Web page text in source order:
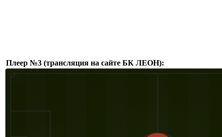
Плеер №3 (трансляция на сайте БК ЛЕОН):